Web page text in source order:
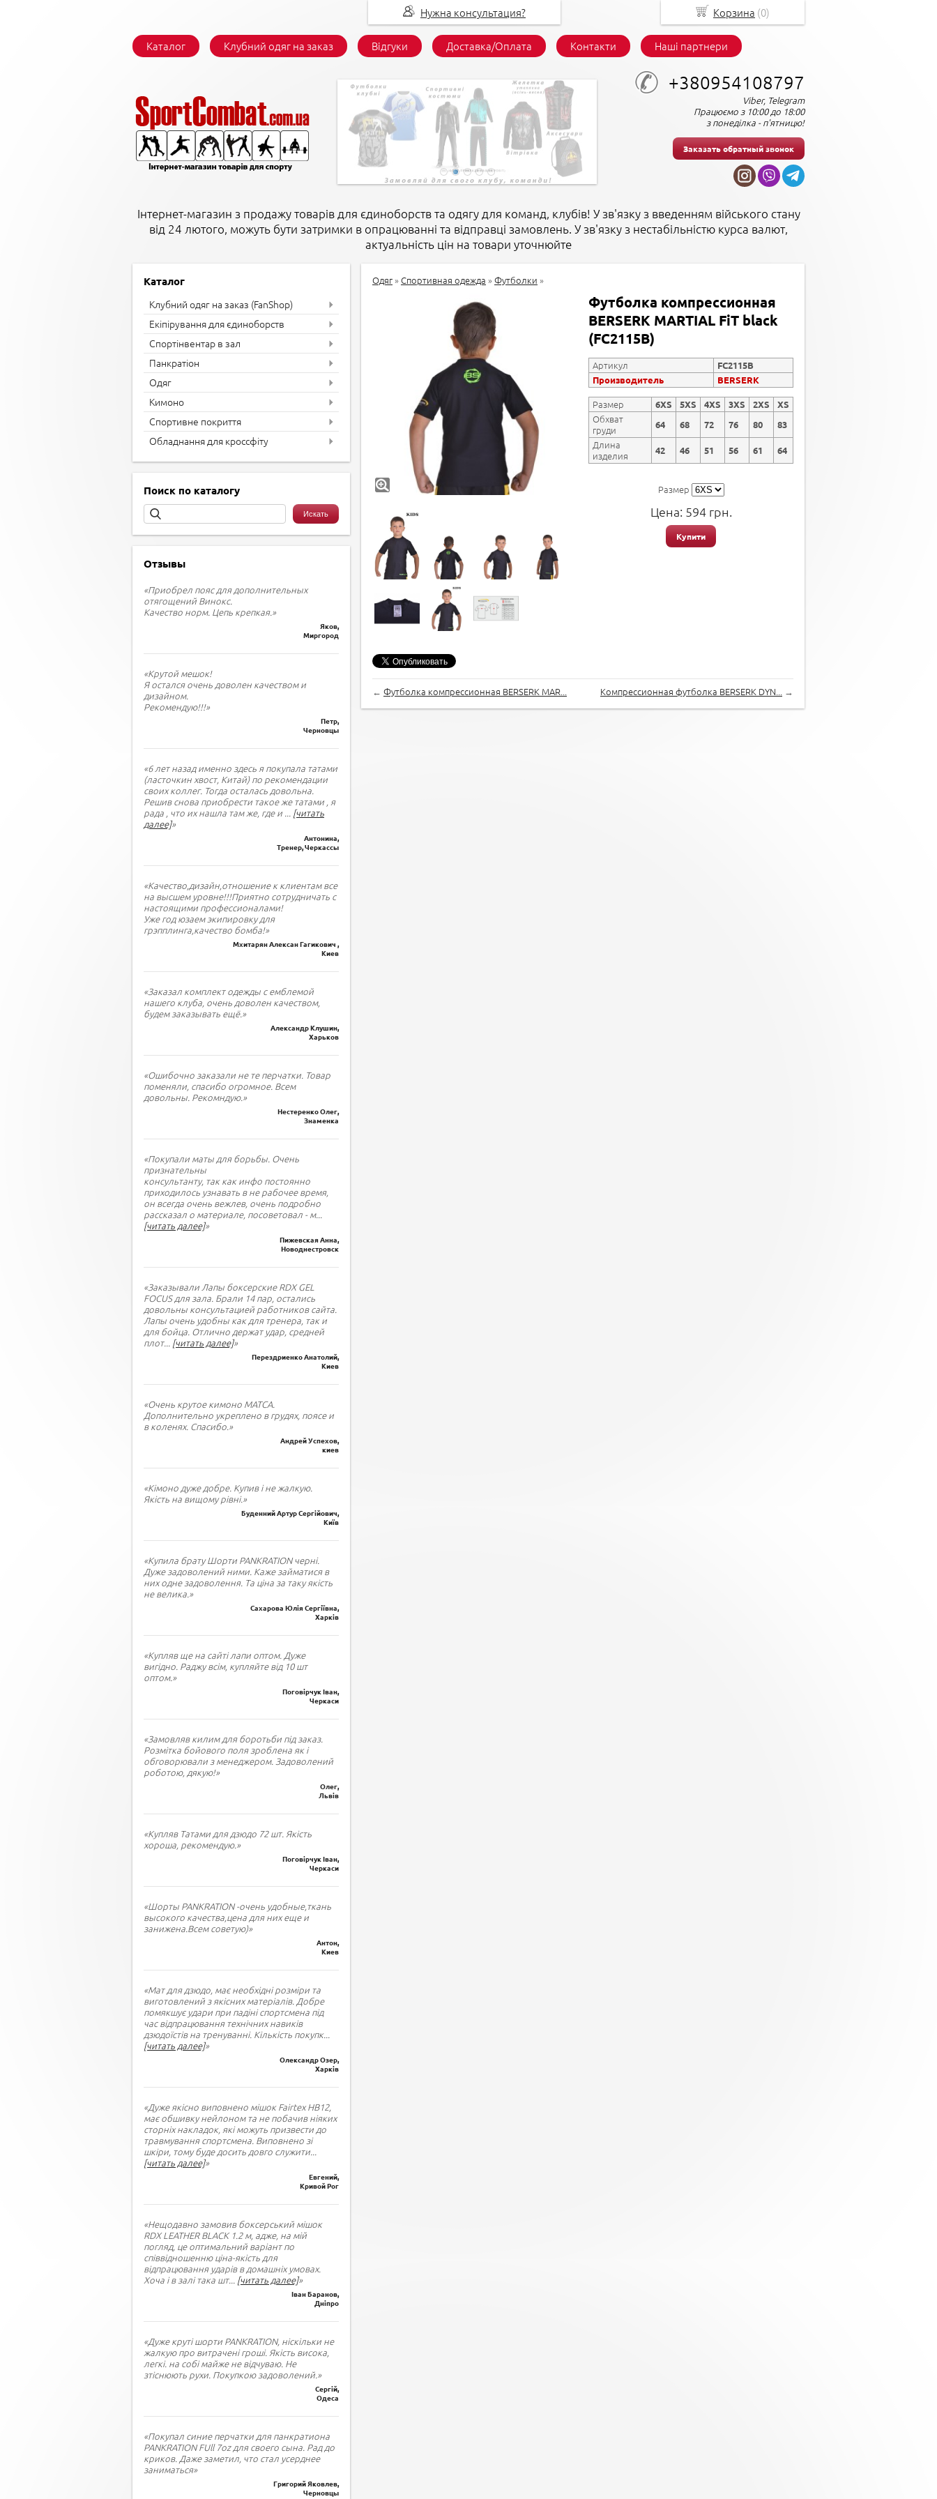
Каталог Клубний одяг на заказ Відгуки Доставка/Оплата Контакти Наші партнери
+380954108797
Viber, Telegram
Працюємо з 10:00 до 18:00
з понеділка - п'ятницю!
Заказать обратный звонок
Інтернет-магазин з продажу товарів для єдиноборств та одягу для команд, клубів! У зв'язку з введенням війського стану
від 24 лютого, можуть бути затримки в опрацюванні та відправці замовлень. У зв'язку з нестабільністю курса валют,
актуальність цін на товари уточнюйте
Каталог
Клубний одяг на заказ (FanShop)
Екіпірування для єдиноборств
Спортінвентар в зал
Панкратіон
Одяг
Кимоно
Спортивне покриття
Обладнання для кроссфіту
Поиск по каталогу
Отзывы
«Приобрел пояс для дополнительных
отягощений Винокс.
Качество норм. Цепь крепкая.»
Яков,
Миргород
«Крутой мешок!
Я остался очень доволен качеством и
дизайном.
Рекомендую!!!»
Петр,
Черновцы
«6 лет назад именно здесь я покупала татами
(ласточкин хвост, Китай) по рекомендации
своих коллег. Тогда осталась довольна.
Решив снова приобрести такое же татами , я
рада , что их нашла там же, где и ... [читать
далее]»
Антонина,
Тренер, Черкассы
«Качество,дизайн,отношение к клиентам все
на высшем уровне!!!Приятно сотрудничать с
настоящими профессионалами!
Уже год юзаем экипировку для
грэпплинга,качество бомба!»
Мхитарян Алексан Гагикович ,
Киев
«Заказал комплект одежды с емблемой
нашего клуба, очень доволен качеством,
будем заказывать ещё.»
Александр Клушин,
Харьков
«Ошибочно заказали не те перчатки. Товар
поменяли, спасибо огромное. Всем
довольны. Рекомндую.»
Нестеренко Олег,
Знаменка
«Покупали маты для борьбы. Очень
признательны
консультанту, так как инфо постоянно
приходилось узнавать в не рабочее время,
он всегда очень вежлев, очень подробно
рассказал о материале, посоветовал - м...
[читать далее]»
Пижевская Анна,
Новоднестровск
«Заказывали Лапы боксерские RDX GEL
FOCUS для зала. Брали 14 пар, остались
довольны консультацией работников сайта.
Лапы очень удобны как для тренера, так и
для бойца. Отлично держат удар, средней
плот... [читать далее]»
Перездриенко Анатолий,
Киев
«Очень крутое кимоно МАТСА.
Дополнительно укреплено в грудях, поясе и
в коленях. Спасибо.»
Андрей Успехов,
киев
«Кімоно дуже добре. Купив і не жалкую.
Якість на вищому рівні.»
Буденний Артур Сергійович,
Київ
«Купила брату Шорти PANKRATION черні.
Дуже задоволений ними. Каже займатися в
них одне задоволення. Та ціна за таку якість
не велика.»
Сахарова Юлія Сергіївна,
Харків
«Купляв ще на сайті лапи оптом. Дуже
вигідно. Раджу всім, купляйте від 10 шт
оптом.»
Поговірчук Іван,
Черкаси
«Замовляв килим для боротьби під заказ.
Розмітка бойового поля зроблена як і
обговорювали з менеджером. Задоволений
роботою, дякую!»
Олег,
Львів
«Купляв Татами для дзюдо 72 шт. Якість
хороша, рекомендую.»
Поговірчук Іван,
Черкаси
«Шорты PANKRATION -очень удобные,ткань
высокого качества,цена для них еще и
занижена.Всем советую)»
Антон,
Киев
«Мат для дзюдо, має необхідні розміри та
виготовлений з якісних матеріалів. Добре
помякшує удари при падіні спортсмена під
час відпрацювання технічних навиків
дзюдоїстів на тренуванні. Кількість покупк...
[читать далее]»
Олександр Озер,
Харків
«Дуже якісно виповнено мішок Fairtex HB12,
має обшивку нейлоном та не побачив ніяких
сторніх накладок, які можуть призвести до
травмування спортсмена. Виповнено зі
шкіри, тому буде досить довго служити...
[читать далее]»
Евгений,
Кривой Рог
«Нещодавно замовив боксерський мішок
RDX LEATHER BLACK 1.2 м, адже, на мій
погляд, це оптимальний варіант по
співвідношенню ціна-якість для
відпрацювання ударів в домашніх умовах.
Хоча і в залі така шт... [читать далее]»
Іван Баранов,
Дніпро
«Дуже круті шорти PANKRATION, ніскільки не
жалкую про витрачені гроші. Якість висока,
легкі. на собі майже не відчуваю. Не
зтіснюють рухи. Покупкою задоволений.»
Сергій,
Одеса
«Покупал синие перчатки для панкратиона
PANKRATION FUll 7oz для своего сына. Рад до
криков. Даже заметил, что стал усерднее
заниматься»
Григорий Яковлев,
Черновцы
Одяг»Спортивная одежда »Футболки »
Футболка компрессионная
BERSERK MARTIAL FiT black
(FC2115B)
Артикул
FC2115B
Производитель
BERSERK
Размер 6XS 5XS 4XS 3XS 2XS XS
Обхват
груди
64 68 72 76 80 83
Длина
изделия
42 46 51 56 61 64
Размер
Цена: 594грн.
Купити
← Футболка компрессионная BERSERK MAR... Компрессионная футболка BERSERK DYN... →
Нужна консультация? Корзина (0)